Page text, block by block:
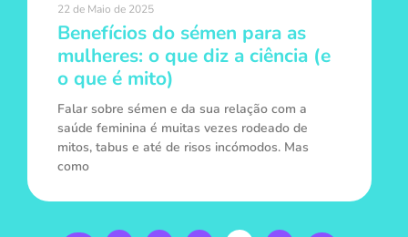
Benefícios do sémen para as
mulheres: o que diz a ciência (e
o que é mito)
Falar sobre sémen e da sua relação com a
saúde feminina é muitas vezes rodeado de
mitos, tabus e até de risos incómodos. Mas
como
22 de Maio de 2025